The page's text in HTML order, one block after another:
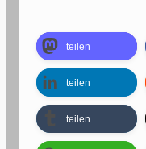
teilen
teilen
teilen